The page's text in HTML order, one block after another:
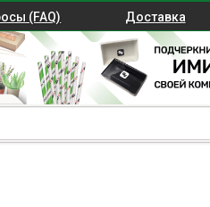
(FAQ) Доставка